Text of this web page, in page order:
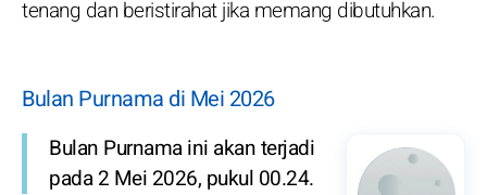
tenang dan beristirahat jika memang dibutuhkan.
Bulan Purnama di Mei 2026
Bulan Purnama ini akan terjadi
pada 2 Mei 2026, pukul 00.24.